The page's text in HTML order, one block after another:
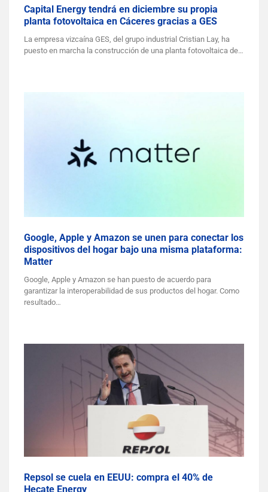
Capital Energy tendrá en diciembre su propia
planta fotovoltaica en Cáceres gracias a GES
La empresa vizcaína GES, del grupo industrial Cristian Lay, ha
puesto en marcha la construcción de una planta fotovoltaica de…
Google, Apple y Amazon se unen para conectar los
dispositivos del hogar bajo una misma plataforma:
Matter
Google, Apple y Amazon se han puesto de acuerdo para
garantizar la interoperabilidad de sus productos del hogar. Como
resultado…
Repsol se cuela en EEUU: compra el 40% de
Hecate Energy